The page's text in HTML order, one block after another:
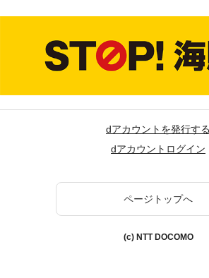
dアカウントを発行する
dアカウントログイン
ページトップへ
(c) NTT DOCOMO